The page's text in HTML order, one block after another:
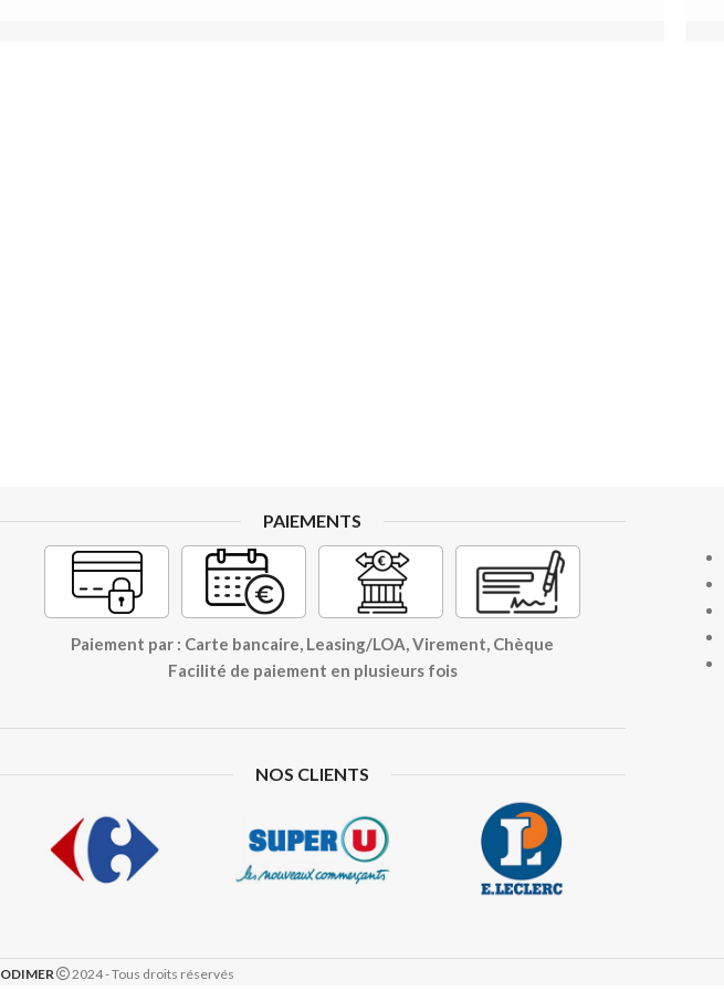
PAIEMENTS
Paiement par : Carte bancaire, Leasing/LOA, Virement, Chèque
Facilité de paiement en plusieurs fois
NOS CLIENTS
ODIMER 2024 - Tous droits réservés